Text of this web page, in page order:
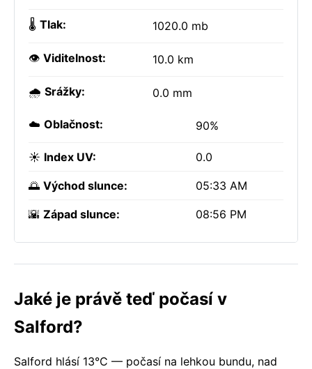
🌡️ Tlak: 1020.0 mb
👁️ Viditelnost: 10.0 km
🌧️ Srážky: 0.0 mm
☁️ Oblačnost: 90%
☀️ Index UV: 0.0
🌅 Východ slunce: 05:33 AM
🌇 Západ slunce: 08:56 PM
Jaké je právě teď počasí v
Salford?
Salford hlásí 13°C — počasí na lehkou bundu, nad